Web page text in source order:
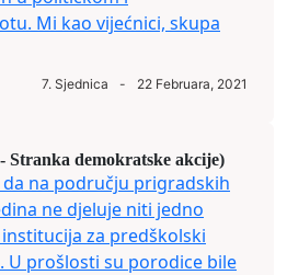
Mi kao vijećnici, skupa
7. Sjednica - 22 Februara, 2021
Stranka demokratske akcije)
da na području prigradskih
ne djeluje niti jedno
za predškolski
U prošlosti su porodice bile